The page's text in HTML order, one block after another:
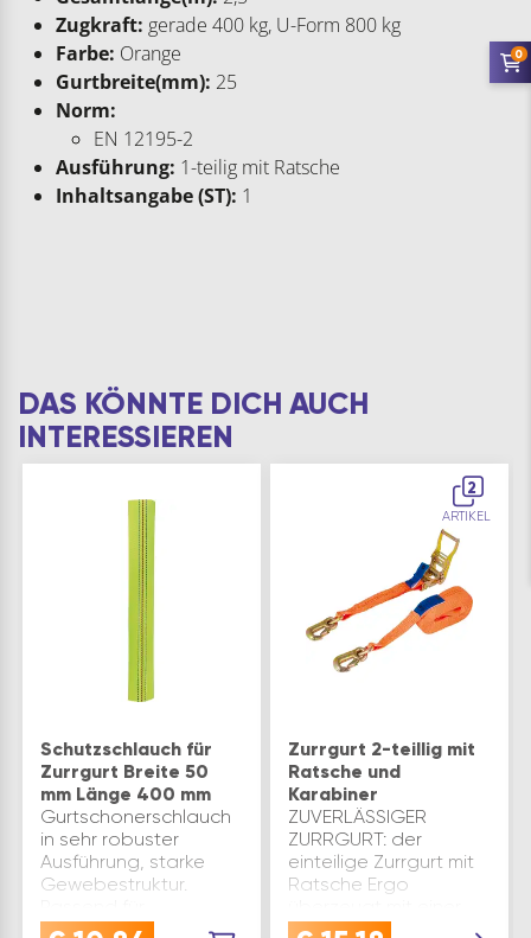
Zugkraft: gerade 400 kg, U-Form 800 kg
Farbe: Orange
Gurtbreite(mm): 25
Norm:
EN 12195-2
Ausführung: 1-teilig mit Ratsche
Inhaltsangabe (ST): 1
DAS KÖNNTE DICH AUCH
INTERESSIEREN
Schutzschlauch für
Zurrgurt Breite 50
mm Länge 400 mm
Gurtschonerschlauch
in sehr robuster
Ausführung, starke
Gewebestruktur.
Spanngurte bis 50 mm
2
ARTIKEL
Zurrgurt 2-teillig mit
Ratsche und
Karabiner
ZUVERLÄSSIGER
ZURRGURT: der
einteilige Zurrgurt mit
Ratsche Ergo
Zugkraft von 2000 kg
0